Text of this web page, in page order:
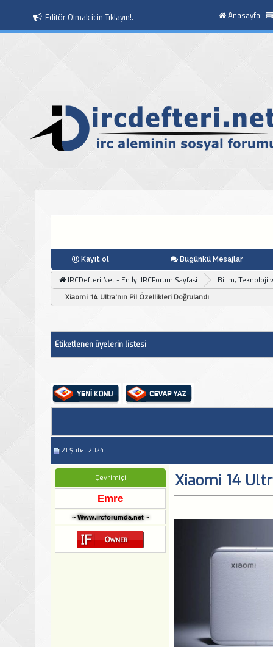
Moderatör Olmak icin Tıklayın!. Anasayfa
Kayıt ol Bugünkü Mesajlar
IRCDefteri.Net - En İyi IRCForum Sayfasi
Bilim, Teknoloji
Xiaomi 14 Ultra'nın Pil Özellikleri Doğrulandı
Etiketlenen üyelerin listesi
21.Şubat.2024
Çevrimiçi
Emre
~ Www.ircforumda.net ~
Xiaomi 14